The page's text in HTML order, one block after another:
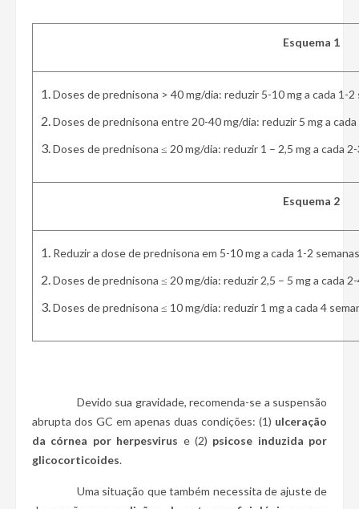
Esquema 1
Doses de prednisona > 40 mg/dia: reduzir 5-10 mg a cada 1-
Doses de prednisona entre 20-40 mg/dia: reduzir 5 mg a
Doses de prednisona ≤ 20 mg/dia: reduzir 1 – 2,5 mg a cada
Esquema 2
Reduzir a dose de prednisona em 5-10 mg a cada 1-2
Doses de prednisona ≤ 20 mg/dia: reduzir 2,5 – 5 mg a cada
Doses de prednisona ≤ 10 mg/dia: reduzir 1 mg a cada 4
Devido sua gravidade, recomenda-se a suspensão
abrupta dos GC em apenas duas condições: (1) ulceração
da córnea por herpesvirus e (2) psicose induzida por
glicocorticoides.
Uma situação que também necessita de ajuste de